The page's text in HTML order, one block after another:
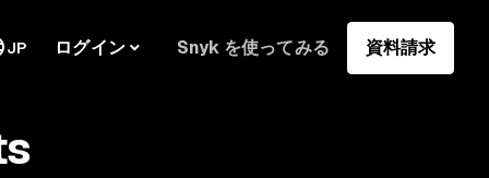
JP ログイン Snyk を使ってみる 資料請求